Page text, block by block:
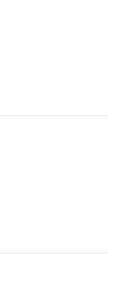
きます。